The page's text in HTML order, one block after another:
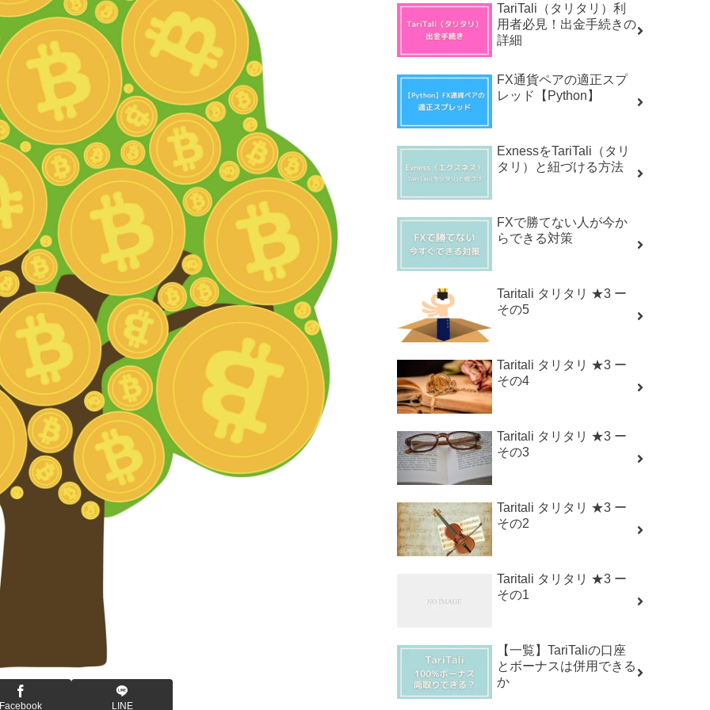
Facebook LINE
TariTali（タリタリ）利
用者必見！出金手続きの
詳細
FX通貨ペアの適正スプ
レッド【Python】
ExnessをTariTali（タリ
タリ）と紐づける方法
FXで勝てない人が今か
らできる対策
Taritali タリタリ ★3 ー
その5
Taritali タリタリ ★3 ー
その4
Taritali タリタリ ★3 ー
その3
Taritali タリタリ ★3 ー
その2
Taritali タリタリ ★3 ー
その1
【一覧】TariTaliの口座
とボーナスは併用できる
か